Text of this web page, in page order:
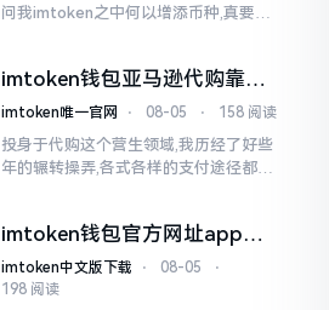
问我imtoken之中何以增添币种,真要说
上操作起来并非那般繁杂,只是几个步骤
的事情。
imtoken钱包亚马逊代购靠谱
吗？过来人说说大实话
imtoken唯一官网 ⋅ 08-05 ⋅ 158 阅读
投身于代购这个营生领域,我历经了好些
年的辗转操弄,各式各样的支付途径都曾
则极有可能将你坑得惨不忍睹
imtoken钱包官方网址app下
载入口在哪
imtoken中文版下载 ⋅ 08-05
⋅
198 阅读